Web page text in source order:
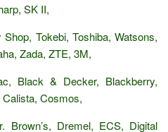
SK II,
Tokebi, Toshiba, Watsons,
Zada, ZTE, 3M,
Black & Decker, Blackberry,
Cosmos,
Brown’s, Dremel, ECS, Digital